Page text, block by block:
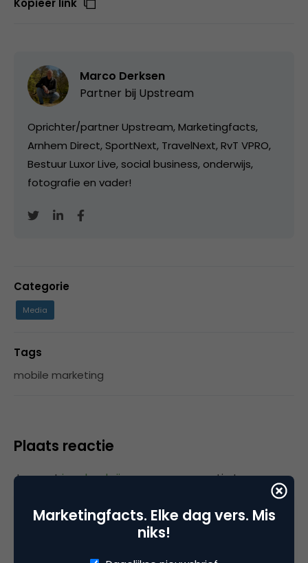
Marco Derksen
Partner bij Upstream
Oprichter/partner Upstream, Marketingfacts,
Arnhem Direct, SportNext, TravelNext, RvT VPRO,
Bestuur Luxor Live, social business, onderwijs,
fotografie en vader!
Categorie
Media
Tags
mobile marketing
Plaats reactie
Je moetingelogd zijn opom een reactie te
Marketingfacts. Elke dag vers. Mis
niks!